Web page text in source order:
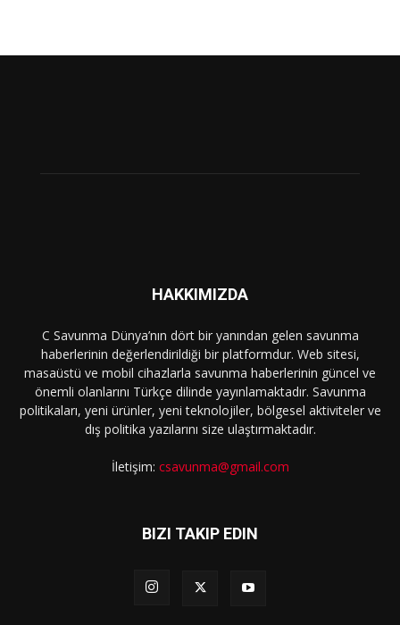
HAKKIMIZDA
C Savunma Dünya’nın dört bir yanından gelen savunma
haberlerinin değerlendirildiği bir platformdur. Web sitesi,
masaüstü ve mobil cihazlarla savunma haberlerinin güncel ve
önemli olanlarını Türkçe dilinde yayınlamaktadır. Savunma
politikaları, yeni ürünler, yeni teknolojiler, bölgesel aktiviteler ve
dış politika yazılarını size ulaştırmaktadır.
İletişim: csavunma@gmail.com
BIZI TAKIP EDIN